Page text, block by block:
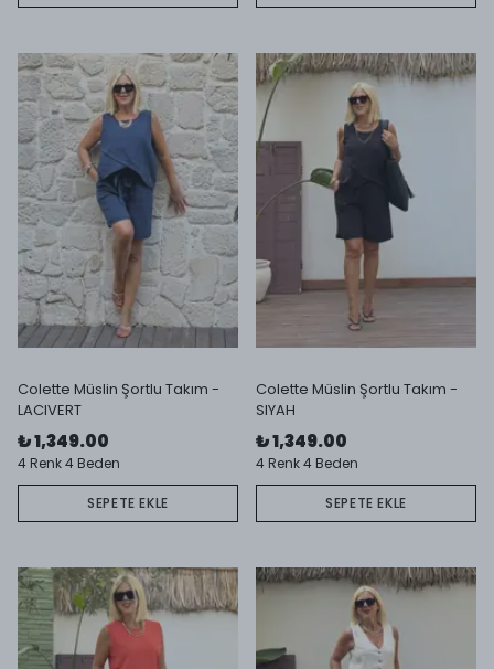
Colette Müslin Şortlu Takım -
LACIVERT
₺ 1,349.00
4 Renk 4 Beden
SEPETE EKLE
Colette Müslin Şortlu Takım -
SIYAH
₺ 1,349.00
4 Renk 4 Beden
SEPETE EKLE